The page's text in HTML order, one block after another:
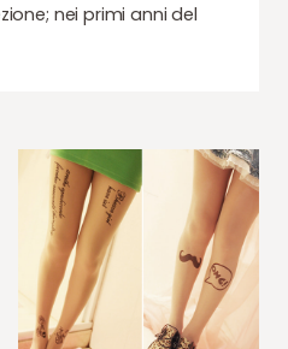
nei primi anni del